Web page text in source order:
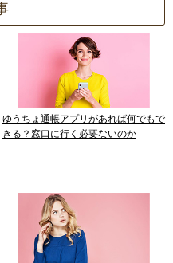
ゆうちょ通帳アプリがあれば何でもで
きる？窓口に行く必要ないのか